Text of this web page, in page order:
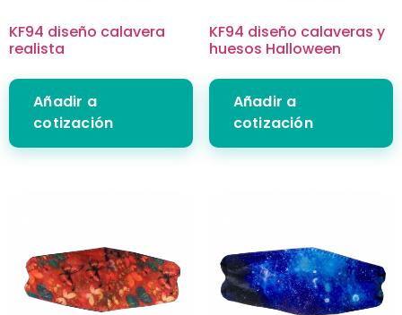
KF94 diseño calavera
realista
Añadir a
cotización
KF94 diseño calaveras y
huesos Halloween
Añadir a
cotización